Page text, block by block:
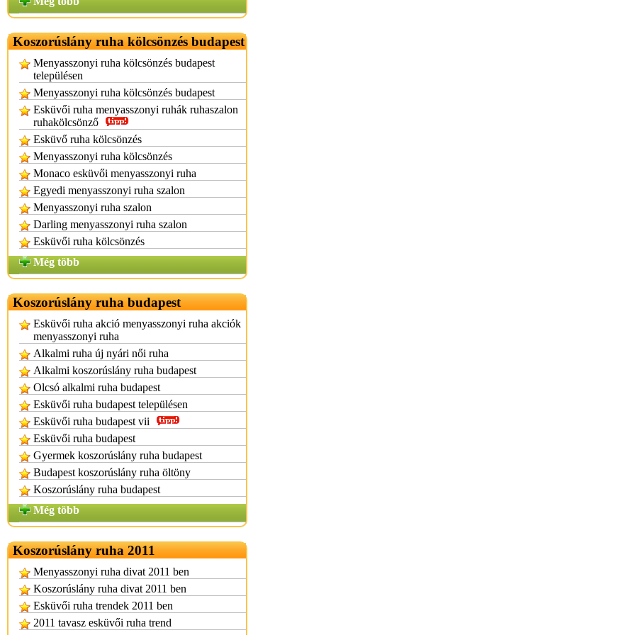
Koszorúslány ruha kölcsönzés budapest
Menyasszonyi ruha kölcsönzés budapest
településen
Menyasszonyi ruha kölcsönzés budapest
Esküvői ruha menyasszonyi ruhák ruhaszalon
ruhakölcsönző
Esküvő ruha kölcsönzés
Menyasszonyi ruha kölcsönzés
Monaco esküvői menyasszonyi ruha
Egyedi menyasszonyi ruha szalon
Menyasszonyi ruha szalon
Darling menyasszonyi ruha szalon
Esküvői ruha kölcsönzés
Még több
Koszorúslány ruha budapest
Esküvői ruha akció menyasszonyi ruha akciók
menyasszonyi ruha
Alkalmi ruha új nyári női ruha
Alkalmi koszorúslány ruha budapest
Olcsó alkalmi ruha budapest
Esküvői ruha budapest településen
Esküvői ruha budapest vii
Esküvői ruha budapest
Gyermek koszorúslány ruha budapest
Budapest koszorúslány ruha öltöny
Koszorúslány ruha budapest
Még több
Koszorúslány ruha 2011
Menyasszonyi ruha divat 2011 ben
Koszorúslány ruha divat 2011 ben
Esküvői ruha trendek 2011 ben
2011 tavasz esküvői ruha trend